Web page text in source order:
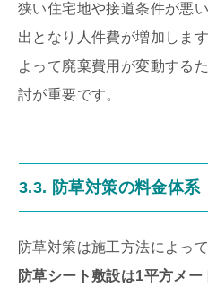
狭い住宅地や接道条件が悪
出となり人件費が増加しま
よって廃棄費用が変動する
討が重要です。
3.3. 防草対策の料金体系
防草対策は施工方法によっ
防草シート敷設は1平方メ